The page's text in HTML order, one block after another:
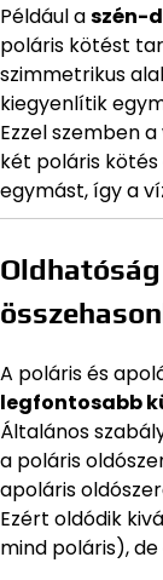
Például aszén-
poláris kötést
szimmetrikus
kiegyenlítik
Ezzel szemben a
két poláris
egymást, így a
A poláris és
legfontosabb
Általános
a poláris
apoláris
Ezért oldódik
mind poláris),